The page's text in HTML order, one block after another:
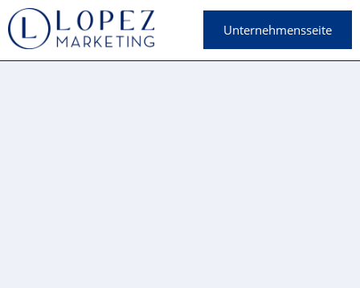
Unternehmensseite